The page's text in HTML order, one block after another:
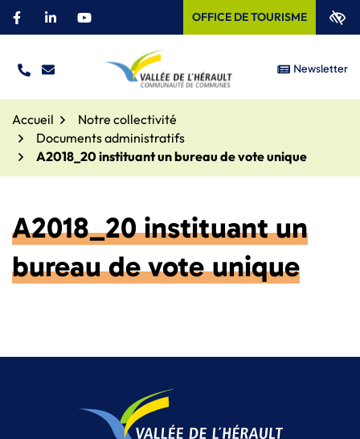
Aller
Facebook
(ouverture dans un nouvel onglet)
Linkedin
(ouverture dans un nouvel onglet)
YouTube
(ouverture dans un nouvel onglet)
OFFICE DE TOURISME
TÉL. NOUS ÉCRIRE Site officiel –
Newsletter
Accueil
Notre collectivité
Documents administratifs
A2018_20 instituant un bureau de vote unique
A2018_20 instituant un
bureau de vote unique